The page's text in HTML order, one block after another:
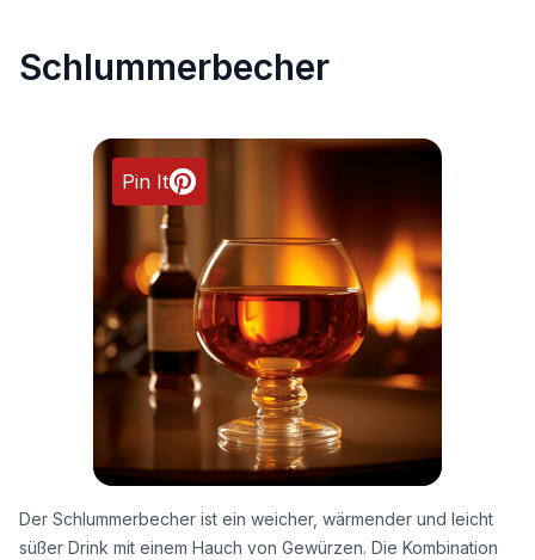
Schlummerbecher
Pin It
Der Schlummerbecher ist ein weicher, wärmender und leicht
süßer Drink mit einem Hauch von Gewürzen. Die Kombination